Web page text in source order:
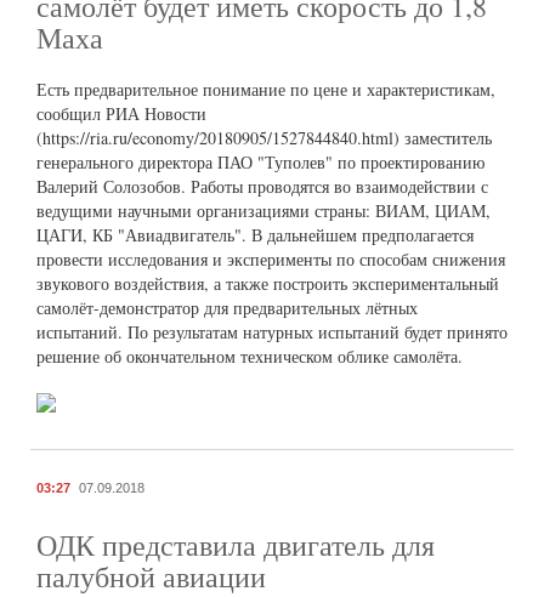
Маха
Есть предварительное понимание по цене и характеристикам,
сообщил РИА Новости
(https://ria.ru/economy/20180905/1527844840.html) заместитель
генерального директора ПАО "Туполев" по проектированию
Валерий Солозобов. Работы проводятся во взаимодействии с
ведущими научными организациями страны: ВИАМ, ЦИАМ,
ЦАГИ, КБ "Авиадвигатель". В дальнейшем предполагается
провести исследования и эксперименты по способам снижения
звукового воздействия, а также построить экспериментальный
самолёт-демонстратор для предварительных лётных
испытаний. По результатам натурных испытаний будет принято
решение об окончательном техническом облике самолёта.
03:27 07.09.2018
ОДК представила двигатель для
палубной авиации